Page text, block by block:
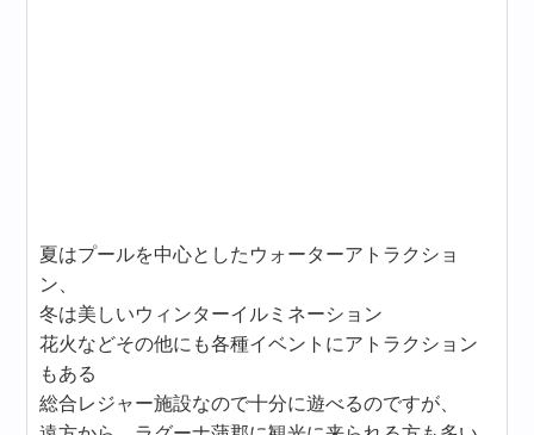
夏はプールを中心としたウォーターアトラクショ
ン、
冬は美しいウィンターイルミネーション
花火などその他にも各種イベントにアトラクション
もある
総合レジャー施設なので十分に遊べるのですが、